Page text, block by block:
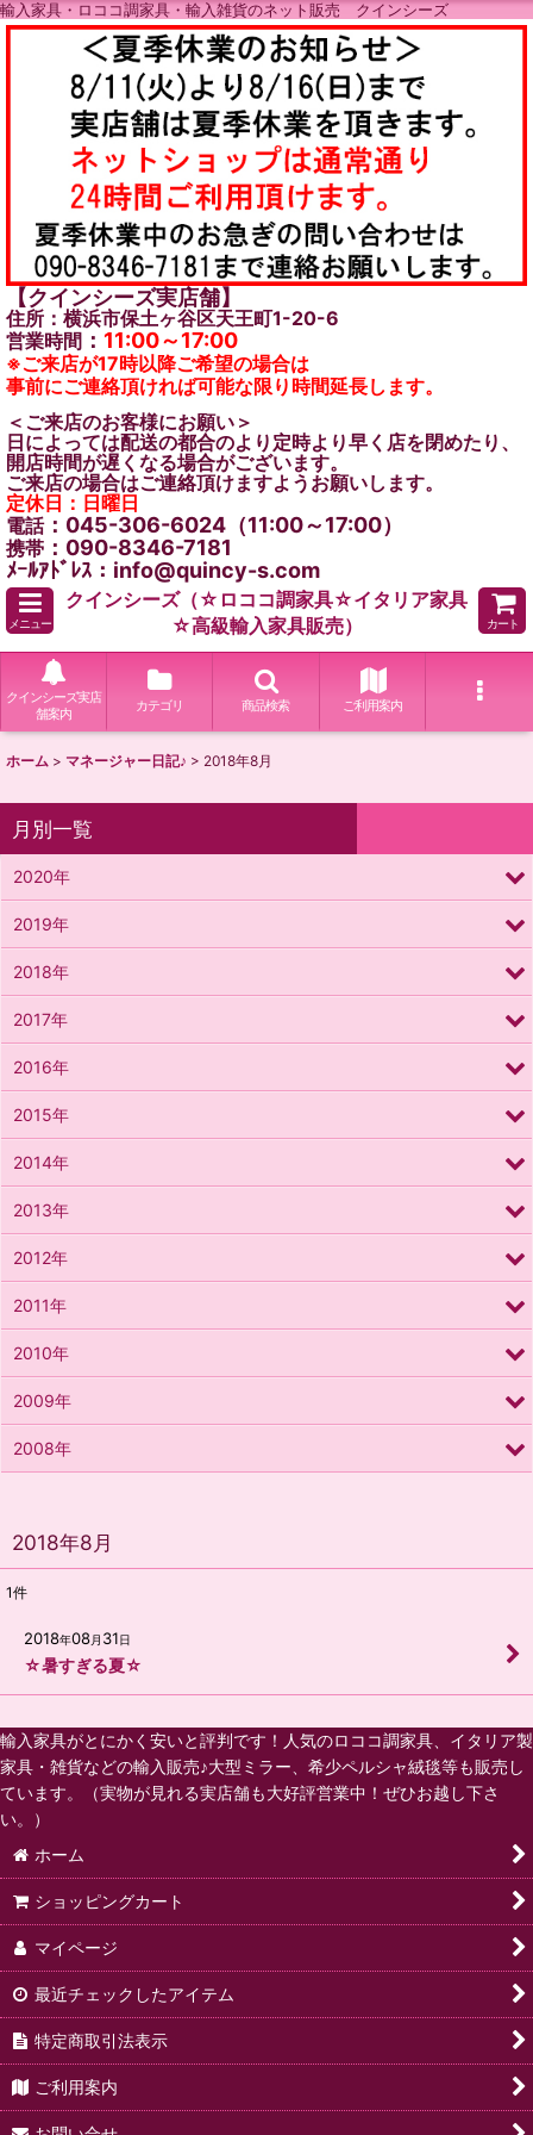
輸入家具・ロココ調家具・輸入雑貨のネット販売 クインシーズ
【クインシーズ実店舗】
住所：横浜市保土ヶ谷区天王町1-20-6
営業時間 ： 11:00～17:00
※ご来店が17時以降ご希望の場合は
事前にご連絡頂ければ可能な限り時間延長します。
＜ご来店のお客様にお願い＞
日によっては配送の都合のより定時より早く店を閉めたり、
開店時間が遅くなる場合がございます。
ご来店の場合はご連絡頂けますようお願いします。
定休日：日曜日
電話：045-306-6024（11:00～17:00）
携帯 ：090-8346-7181
ﾒｰﾙｱﾄﾞﾚｽ：info@quincy-s.com
メニュー
クインシーズ（☆ロココ調家具☆イタリア家具
☆高級輸入家具販売）
カート
クインシーズ実店
舗案内
カテゴリ 商品検索 ご利用案内
ホーム > マネージャー日記♪ > 2018年8月
2018年8月
1件
2018年08月 31日
☆暑すぎる夏☆
月別一覧
2020年
2019年
2018年
2017年
2016年
2015年
2014年
2013年
2012年
2011年
2010年
2009年
2008年
輸入家具がとにかく安いと評判です！人気のロココ調家具、イタリア製
家具・雑貨などの輸入販売♪大型ミラー、希少ペルシャ絨毯等も販売し
ています。（実物が見れる実店舗も大好評営業中！ぜひお越し下さ
い。）
ホーム
ショッピングカート
マイページ
最近チェックしたアイテム
特定商取引法表示
ご利用案内